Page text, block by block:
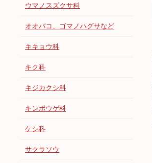
ウマノスズクサ科
オオバコ、ゴマノハグサなど
キキョウ科
キク科
キジカクシ科
キンポウゲ科
ケシ科
サクラソウ